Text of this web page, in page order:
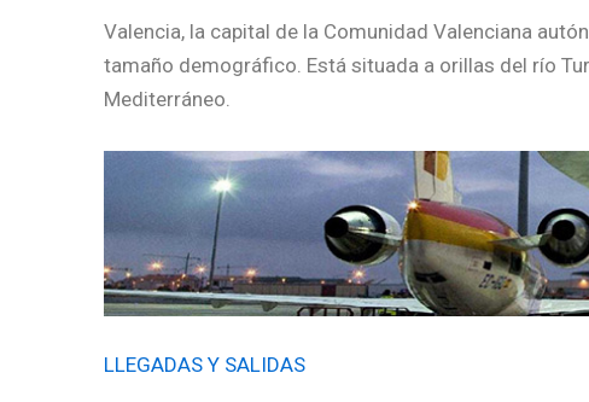
Valencia, la capital de la Comunidad Valenciana
tamaño demográfico. Está situada a orillas del río
Mediterráneo.
LLEGADAS Y SALIDAS